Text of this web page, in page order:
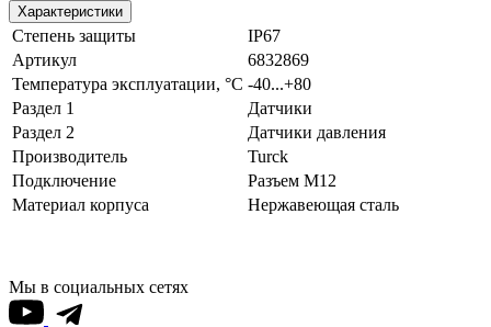
Характеристики
Степень защиты
IP67
Артикул
6832869
Температура эксплуатации, °С -40...+80
Раздел 1
Датчики
Раздел 2
Датчики давления
Производитель
Turck
Подключение
Разъем M12
Материал корпуса
Нержавеющая сталь
Мы в социальных сетях